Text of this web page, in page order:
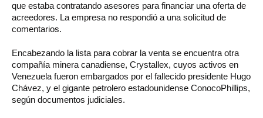
que estaba contratando asesores para financiar una oferta de
acreedores. La empresa no respondió a una solicitud de
comentarios.
Encabezando la lista para cobrar la venta se encuentra otra
compañía minera canadiense, Crystallex, cuyos activos en
Venezuela fueron embargados por el fallecido presidente Hugo
Chávez, y el gigante petrolero estadounidense ConocoPhillips,
según documentos judiciales.